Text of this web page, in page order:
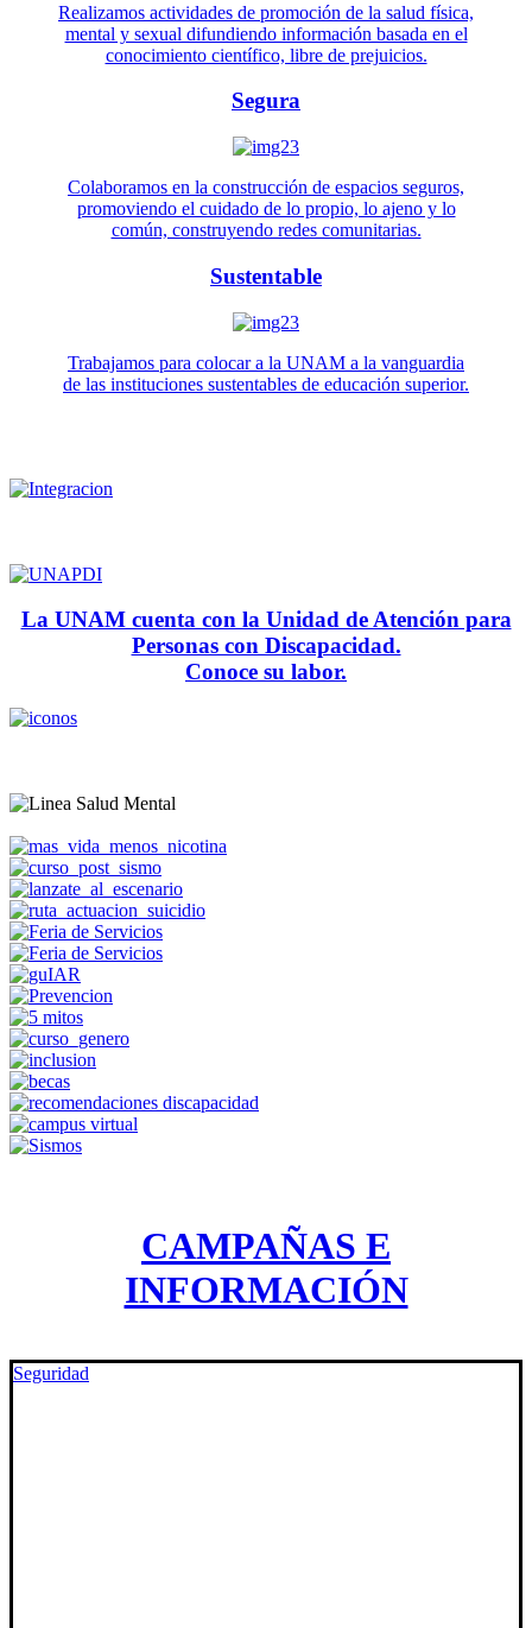
Realizamos actividades de promoción de la salud física,
mental y sexual difundiendo información basada en el
conocimiento científico, libre de prejuicios.
Segura
Colaboramos en la construcción de espacios seguros,
promoviendo el cuidado de lo propio, lo ajeno y lo
común, construyendo redes comunitarias.
Sustentable
Trabajamos para colocar a la UNAM a la vanguardia
de las instituciones sustentables de educación superior.
La UNAM cuenta con la Unidad de Atención para
Personas con Discapacidad.
Conoce su labor.
CAMPAÑAS E
INFORMACIÓN
Seguridad